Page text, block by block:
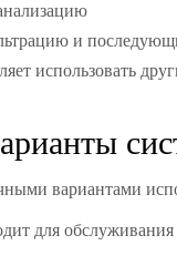
и
использовать
вариантами
для